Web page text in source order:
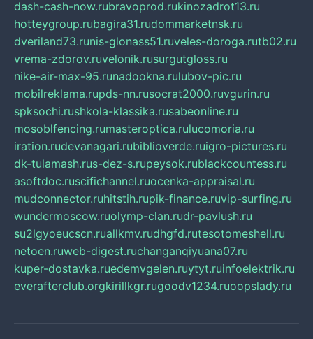
dash-cash-now.rubravoprod.rukinozadrot13.ru
hotteygroup.rubagira31.rudommarketnsk.ru
dveriland73.runis-glonass51.ruveles-doroga.rutb02.ru
vrema-zdorov.ruvelonik.rusurgutgloss.ru
nike-air-max-95.runadookna.rulubov-pic.ru
mobilreklama.rupds-nn.rusocrat2000.ruvgurin.ru
spksochi.rushkola-klassika.rusabeonline.ru
mosoblfencing.rumasteroptica.rulucomoria.ru
iration.rudevanagari.rubiblioverde.ruigro-pictures.ru
dk-tulamash.rus-dez-s.rupeysok.rublackcountess.ru
asoftdoc.ruscifichannel.ruocenka-appraisal.ru
mudconnector.ruhitstih.rupik-finance.ruvip-surfing.ru
wundermoscow.ruolymp-clan.rudr-pavlush.ru
su2lgyoeucscn.ruallkmv.rudhgfd.rutesotomeshell.ru
netoen.ruweb-digest.ruchanganqiyuana07.ru
kuper-dostavka.ruedemvgelen.ruytyt.ruinfoelektrik.ru
everafterclub.orgkirillkgr.rugoodv1234.ruoopslady.ru